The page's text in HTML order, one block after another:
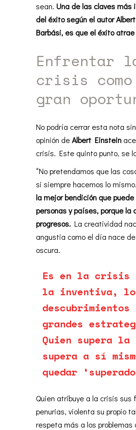
sean. Una de las claves más
del éxito según el autor
Barbási, es que el éxito
Enfrentar
crisis como
gran
No podría cerrar esta nota
opinión deAlbert Einstein
crisis. Este quinto punto, se
“No pretendamos que las
si siempre hacemos lo mismo.
la mejor bendición que
personas y países, porque la
progresos. La creatividad
angustia como el día nace
oscura.
Es en la crisis
la inventiva,
grandes
Quien supera
supera a sí
quedar
Quien atribuye a la crisis sus
penurias, violenta su propio
respeta más a los problemas